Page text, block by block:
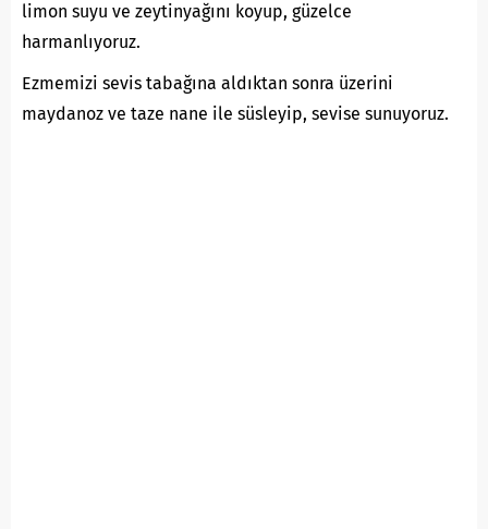
limon suyu ve zeytinyağını koyup, güzelce
harmanlıyoruz.
Ezmemizi sevis tabağına aldıktan sonra üzerini
maydanoz ve taze nane ile süsleyip, sevise sunuyoruz.